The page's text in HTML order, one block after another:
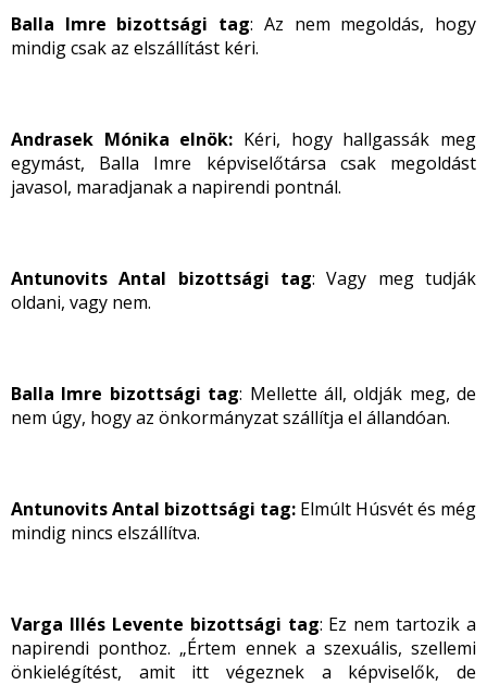
Balla Imre bizottsági tag: Az nem megoldás, hogy
mindig csak az elszállítást kéri.
Andrasek Mónika elnök: Kéri, hogy hallgassák meg
egymást, Balla Imre képviselőtársa csak megoldást
javasol, maradjanak a napirendi pontnál.
Antunovits Antal bizottsági tag: Vagy meg tudják
oldani, vagy nem.
Balla Imre bizottsági tag: Mellette áll, oldják meg, de
nem úgy, hogy az önkormányzat szállítja el állandóan.
Antunovits Antal bizottsági tag: Elmúlt Húsvét és még
mindig nincs elszállítva.
Varga Illés Levente bizottsági tag: Ez nem tartozik a
napirendi ponthoz. „Értem ennek a szexuális, szellemi
önkielégítést, amit itt végeznek a képviselők, de